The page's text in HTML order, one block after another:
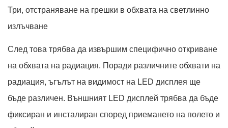
Три, отстраняване на грешки в обхвата на светлинно
излъчване
След това трябва да извършим специфично откриване
на обхвата на радиация. Поради различните обхвати на
радиация, ъгълът на видимост на LED дисплея ще
бъде различен. Външният LED дисплей трябва да бъде
фиксиран и инсталиран според приемането на полето и